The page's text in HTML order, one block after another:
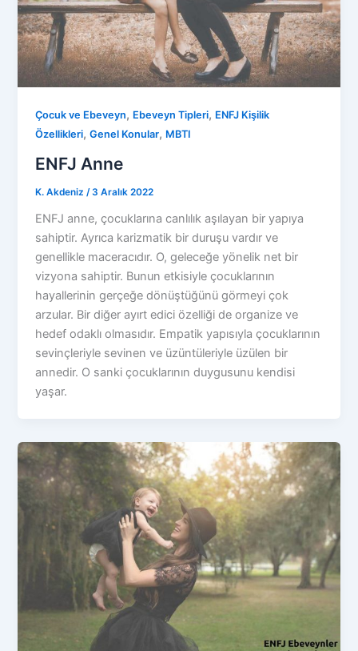
Çocuk ve Ebeveyn, Ebeveyn Tipleri, ENFJ Kişilik
Özellikleri,Genel Konular, MBTI
ENFJ Anne
K. Akdeniz/3 Aralık 2022
ENFJ anne, çocuklarına canlılık aşılayan bir yapıya
sahiptir. Ayrıca karizmatik bir duruşu vardır ve
genellikle maceracıdır. O, geleceğe yönelik net bir
vizyona sahiptir. Bunun etkisiyle çocuklarının
hayallerinin gerçeğe dönüştüğünü görmeyi çok
arzular. Bir diğer ayırt edici özelliği de organize ve
hedef odaklı olmasıdır. Empatik yapısıyla çocuklarının
sevinçleriyle sevinen ve üzüntüleriyle üzülen bir
annedir. O sanki çocuklarının duygusunu kendisi
yaşar.